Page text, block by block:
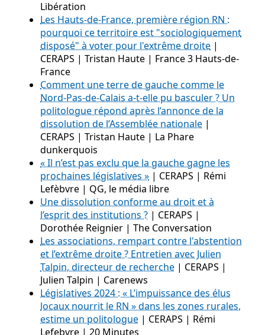
Libération
Les Hauts-de-France, première région RN :
pourquoi ce territoire est "sociologiquement
disposé" à voter pour l'extrême droite |
CERAPS | Tristan Haute | France 3 Hauts-de-
France
Comment une terre de gauche comme le
Nord-Pas-de-Calais a-t-elle pu basculer ? Un
politologue répond après l’annonce de la
dissolution de l’Assemblée nationale |
CERAPS | Tristan Haute | La Phare
dunkerquois
« Il n’est pas exclu que la gauche gagne les
prochaines législatives » | CERAPS | Rémi
Lefèbvre | QG, le média libre
Une dissolution conforme au droit et à
l’esprit des institutions ? | CERAPS |
Dorothée Reignier | The Conversation
Les associations, rempart contre l'abstention
et l’extrême droite ? Entretien avec Julien
Talpin, directeur de recherche | CERAPS |
Julien Talpin | Carenews
Législatives 2024 : « L’impuissance des élus
locaux nourrit le RN » dans les zones rurales,
estime un politologue | CERAPS | Rémi
Lefebvre | 20 Minutes